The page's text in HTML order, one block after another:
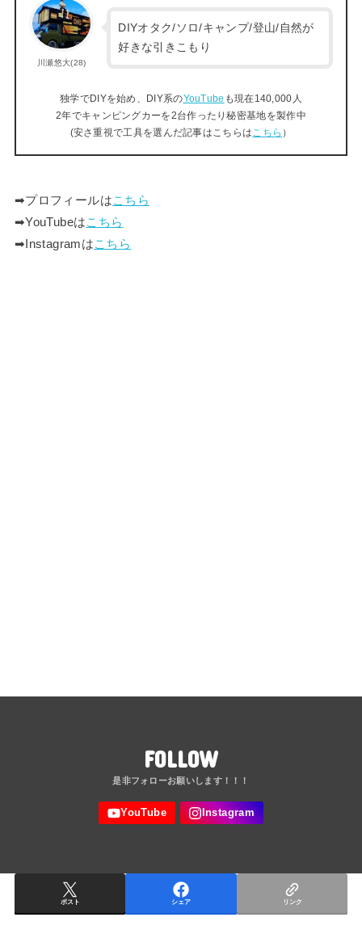
川瀬悠大(28)
DIYオタク/ソロ/キャンプ/登山/自然が
好きな引きこもり
独学でDIYを始め、DIY系のYouTube も現在140,000人
2年でキャンピングカーを2台作ったり秘密基地を製作中
(安さ重視で工具を選んだ記事はこちらは こちら ）
➡︎プロフィールはこちら
➡︎YouTubeはこちら
➡︎Instagramはこちら
FOLLOW
ポスト シェア リンク